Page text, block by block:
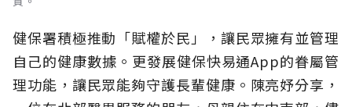
健保署積極推動「賦權於民」，讓民眾擁有並管理
自己的健康數據。更發展健保快易通App的眷屬管
理功能，讓民眾能夠守護長輩健康。陳亮妤分享，